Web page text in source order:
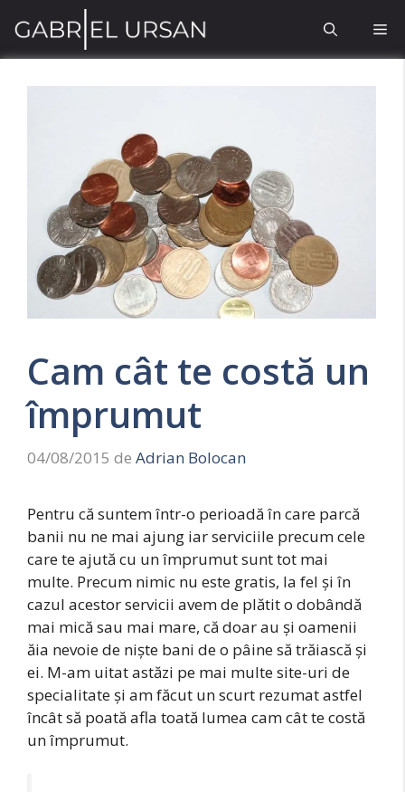
conținut
Cam cât te costă un
împrumut
04/08/2015 de Adrian Bolocan
Pentru că suntem într-o perioadă în care parcă
banii nu ne mai ajung iar serviciile precum cele
care te ajută cu un împrumut sunt tot mai
multe. Precum nimic nu este gratis, la fel și în
cazul acestor servicii avem de plătit o dobândă
mai mică sau mai mare, că doar au și oamenii
ăia nevoie de niște bani de o pâine să trăiască și
ei. M-am uitat astăzi pe mai multe site-uri de
specialitate și am făcut un scurt rezumat astfel
încât să poată afla toată lumea cam cât te costă
un împrumut.